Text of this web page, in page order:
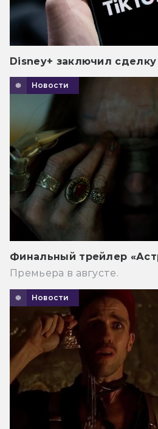
Disney+ заключил
Новости
Финальный трейлер
Премьера в августе.
Новости